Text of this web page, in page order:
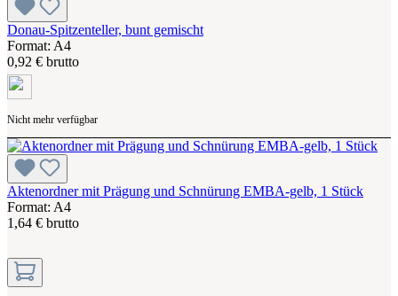
Donau-Spitzenteller, bunt gemischt
Format: A4
0,92 € brutto
Nicht mehr verfügbar
Aktenordner mit Prägung und Schnürung EMBA-gelb, 1 Stück
Format: A4
1,64 € brutto